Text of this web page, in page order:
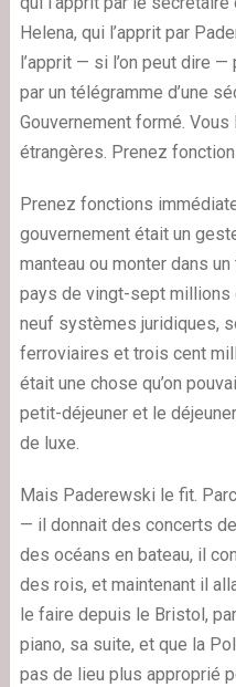
Helena, qui l’apprit par
l’apprit — si l’on peut dire
par un télégramme d’une
Gouvernement formé.
étrangères. Prenez
Prenez fonctions
gouvernement était un
manteau ou monter dans
pays de vingt-sept millions
neuf systèmes juridiques,
ferroviaires et trois cent
était une chose qu’on
petit-déjeuner et le
de luxe.
Mais Paderewski le fit.
— il donnait des concerts
des océans en bateau, il
des rois, et maintenant il
le faire depuis le Bristol,
piano, sa suite, et que la
pas de lieu plus approprié